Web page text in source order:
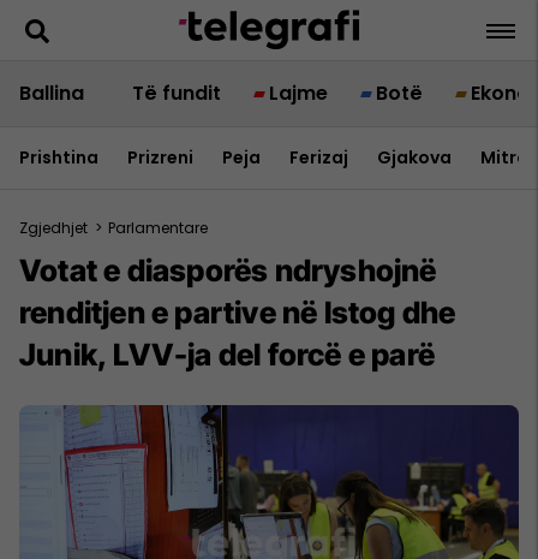
Ballina Të fundit Lajme Botë
Prishtina Prizreni Peja Ferizaj Gjakova
Zgjedhjet > Parlamentare
Votat e diasporës ndryshojnë
renditjen e partive në Istog dhe
Junik, LVV-ja del forcë e parë